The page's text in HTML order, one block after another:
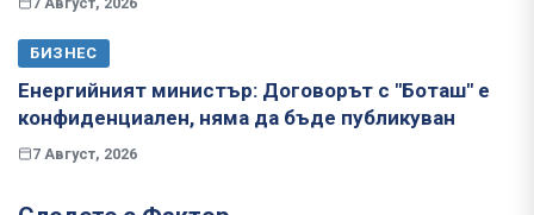
БИЗНЕС
Енергийният министър: Договорът с "Боташ" е
конфиденциален, няма да бъде публикуван
7 Август, 2026